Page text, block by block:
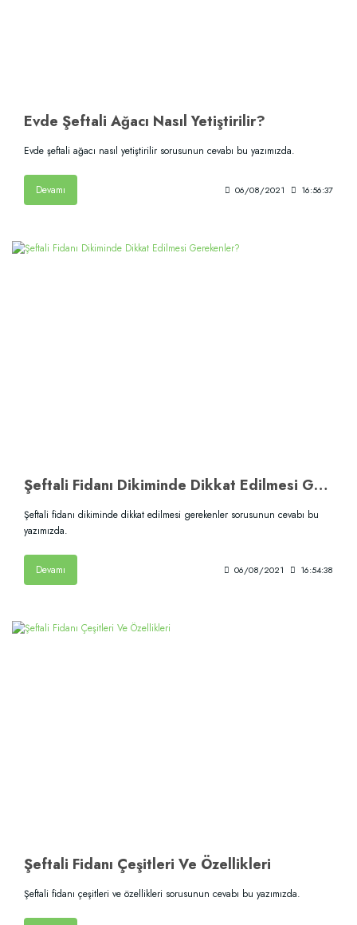
Evde Şeftali Ağacı Nasıl Yetiştirilir?
Evde şeftali ağacı nasıl yetiştirilir sorusunun cevabı bu yazımızda.
Devamı 06/08/2021 16:56:37
Şeftali Fidanı Dikiminde Dikkat Edilmesi Gerekenler?
Şeftali fidanı dikiminde dikkat edilmesi gerekenler sorusunun cevabı bu
yazımızda.
Devamı 06/08/2021 16:54:38
Şeftali Fidanı Çeşitleri Ve Özellikleri
Şeftali fidanı çeşitleri ve özellikleri sorusunun cevabı bu yazımızda.